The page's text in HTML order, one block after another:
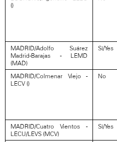
()
MADRID/Adolfo Suárez
Madrid-Barajas - LEMD
(MAD)
Sí/Yes
MADRID/Colmenar Viejo -
LECV ()
No
MADRID/Cuatro Vientos -
LECU/LEVS (MCV)
Sí/Yes